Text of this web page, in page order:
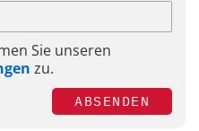
Sie unseren
zu.
ABSENDEN